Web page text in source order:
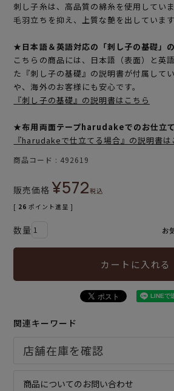
刺し子糸は、高品質の綿糸を使用してい
毛羽立ちを抑え、上質な艶を出しています
★日本語＆英語対応の「刺し子の基礎」
こちらの商品には、日本語（表面）と英
た『刺し子の基礎』の説明書が付属して
や、海外のお客様にも安心です。
『刺し子の基礎』の説明書はこちら
★布用両面テープharudakeでのお仕立
『harudakeで仕立てる場合』の説明書は
商品コード 492619
販売価格 ¥572税込
[ 26 ポイント進呈 ]
お
カートに入れる
関連キーワード
商品についてのお問い合わせ